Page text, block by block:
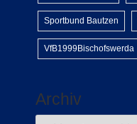
Sportbund Bautzen
VfB1999Bischofswerda
Archiv